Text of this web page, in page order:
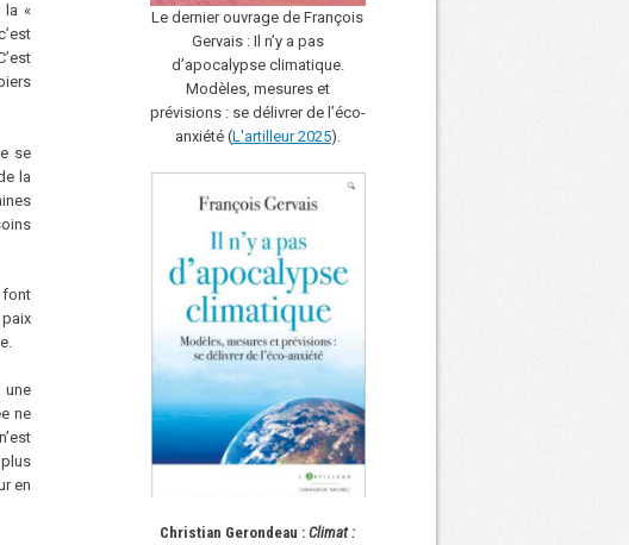
la «
se
la
font
paix
une
ne
en
Le dernier ouvrage de François
Gervais : Il n’y a pas
d’apocalypse climatique.
Modèles, mesures et
prévisions : se délivrer de l’éco-
anxiété (L'artilleur 2025).
Christian Gerondeau : Climat :